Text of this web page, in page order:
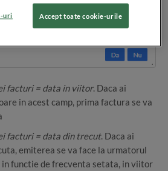
facturi = data in viitor. Daca ai
in acest camp, prima factura se va
facturi = data din trecut. Daca ai
emiterea se va face la urmatorul
functie de frecventa setata, in viitor
Accept toate cookie-urile
uri